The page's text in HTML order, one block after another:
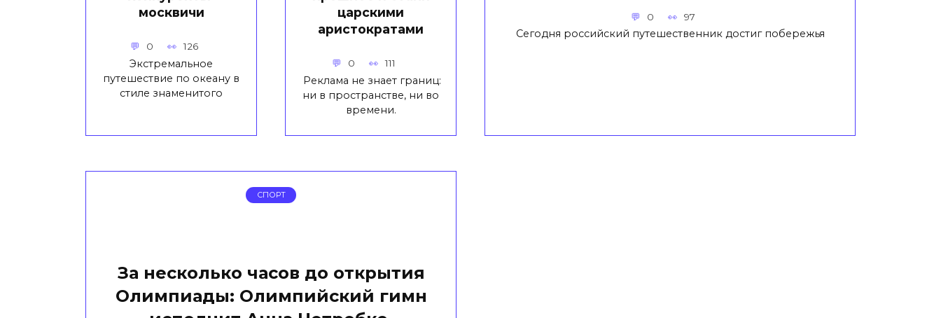
москвичи
0 126
Экстремальное
путешествие по океану в
стиле знаменитого
царскими
аристократами
0 111
Реклама не знает границ:
ни в пространстве, ни во
времени.
0 97
Сегодня российский путешественник достиг побережья
СПОРТ
За несколько часов до открытия
Олимпиады: Олимпийский гимн